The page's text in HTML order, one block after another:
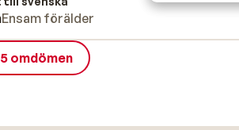
Ensam förälder
omdömen